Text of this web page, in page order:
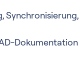
Dokumentation